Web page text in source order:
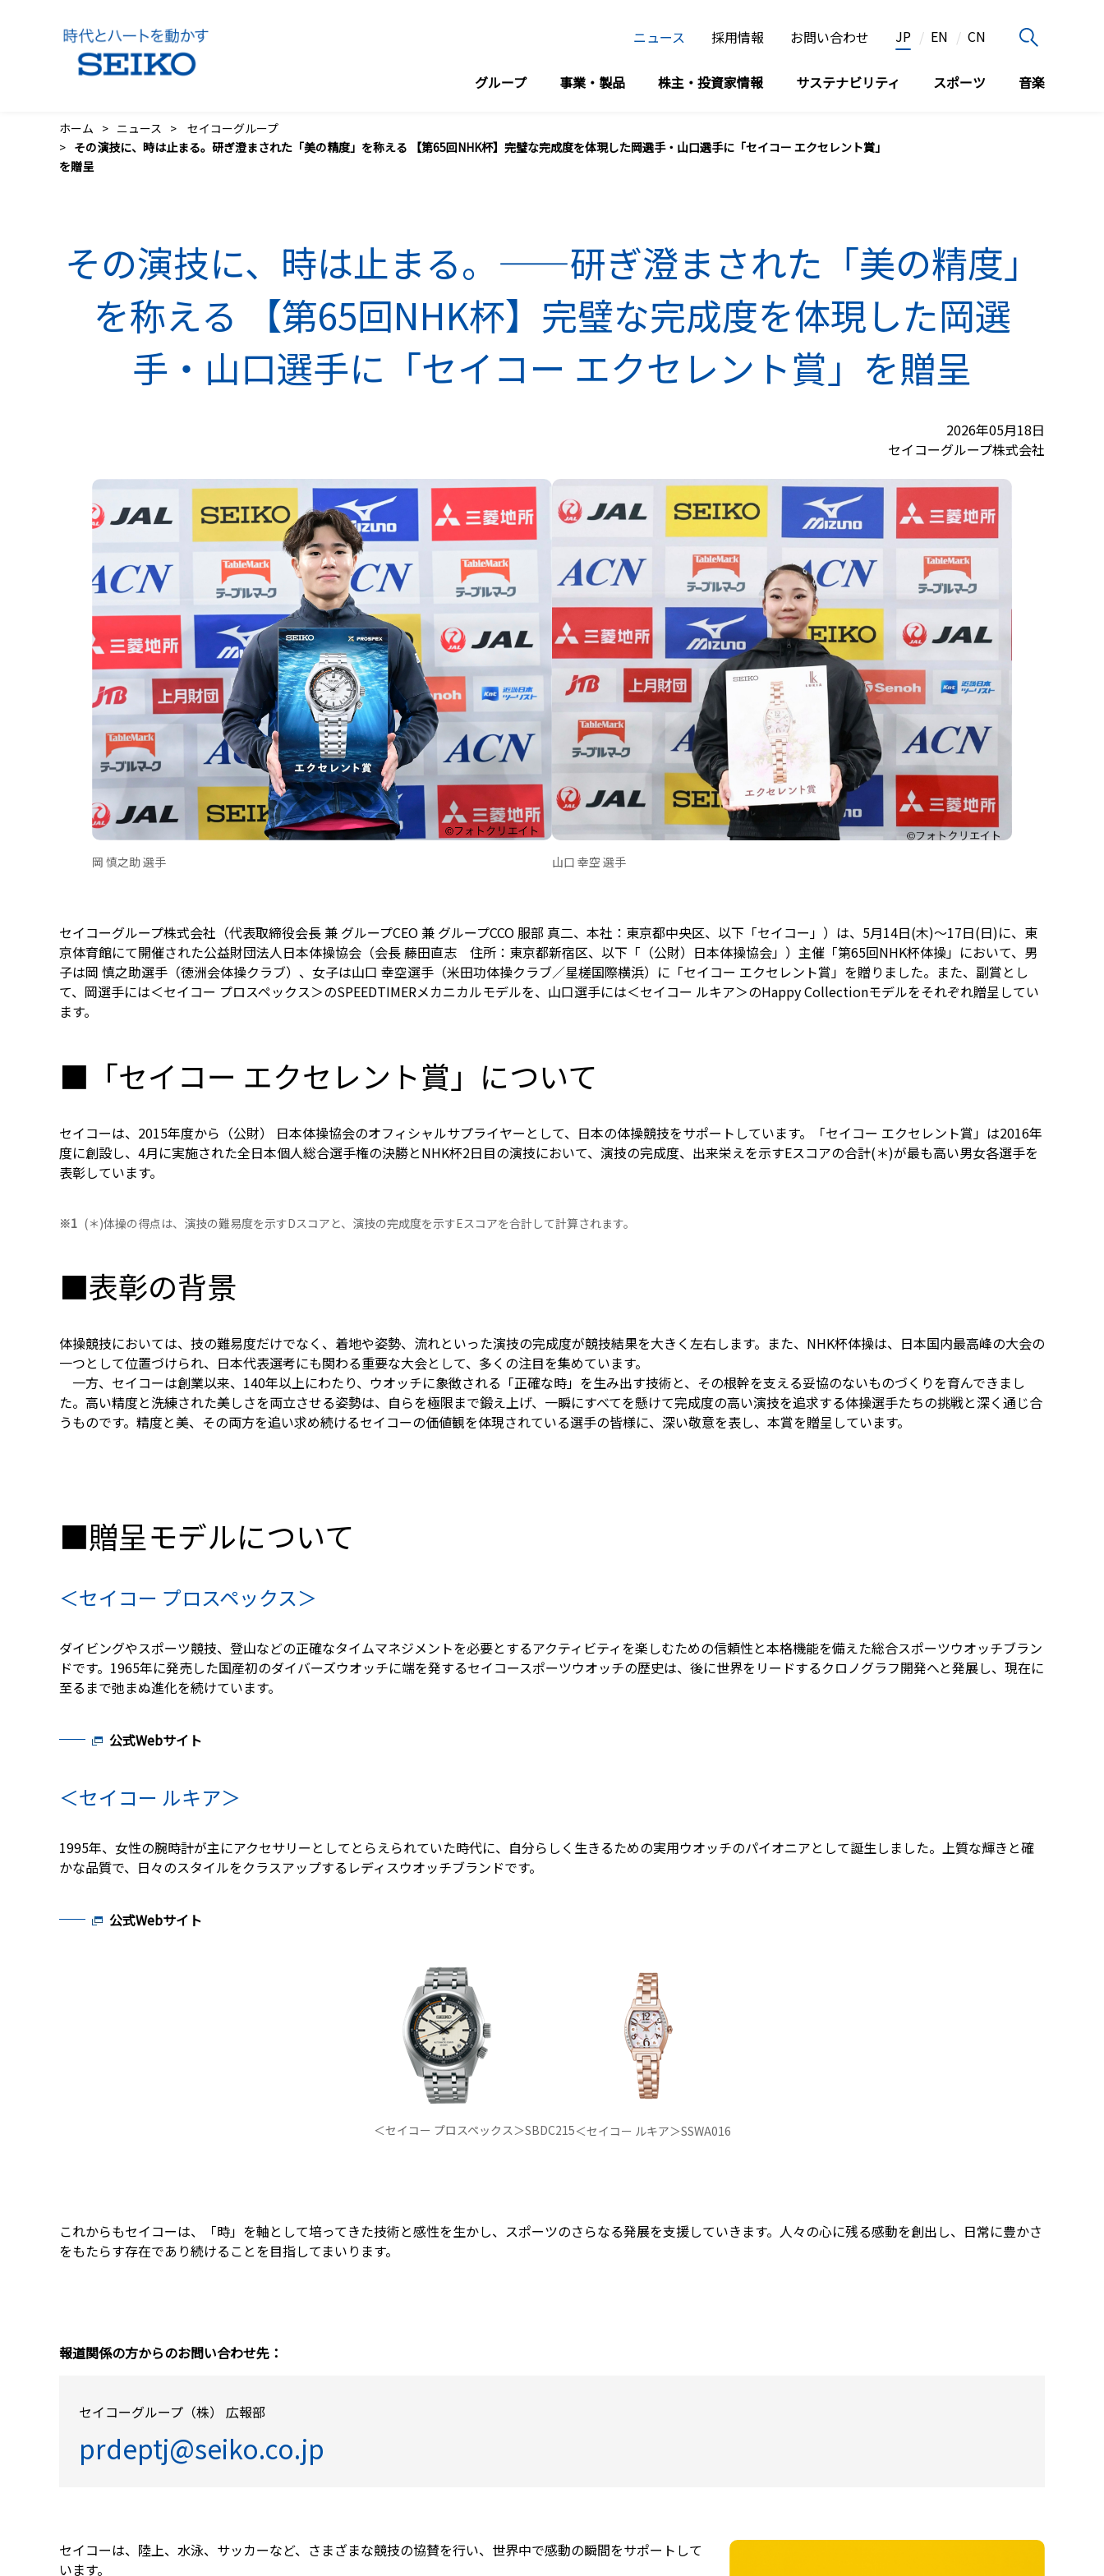
ニュース 採用情報 お問い合わせ JP EN CN
グループ 事業・製品 株主・投資家情報 サステナビリティ スポーツ 音楽
ホーム ニュース
セイコーグループ
その演技に、時は止まる。――研ぎ澄まされた「美の精度」を称える 【第65回NHK杯】完璧な完成度を体現した岡選手・山口選手に「セイコー エクセレント賞」
を贈呈
その演技に、時は止まる。――研ぎ澄まされた「美の精度」
を称える 【第65回NHK杯】完璧な完成度を体現した岡選
手・山口選手に「セイコー エクセレント賞」を贈呈
2026年05月18日
セイコーグループ株式会社
岡 慎之助 選手 山口 幸空 選手
セイコーグループ株式会社（代表取締役会長 兼 グループCEO 兼 グループCCO 服部 真二、本社：東京都中央区、以下「セイコー」）は、5月14日(木)～17日(日)に、東
京体育館にて開催された公益財団法人日本体操協会（会長 藤田直志 住所：東京都新宿区、以下「（公財）日本体操協会」）主催「第65回NHK杯体操」において、男
子は岡 慎之助選手（徳洲会体操クラブ）、女子は山口 幸空選手（米田功体操クラブ／星槎国際横浜）に「セイコー エクセレント賞」を贈りました。また、副賞とし
て、岡選手には＜セイコー プロスペックス＞のSPEEDTIMERメカニカルモデルを、山口選手には＜セイコー ルキア＞のHappy Collectionモデルをそれぞれ贈呈してい
ます。
■「セイコー エクセレント賞」について
セイコーは、2015年度から（公財） 日本体操協会のオフィシャルサプライヤーとして、日本の体操競技をサポートしています。「セイコー エクセレント賞」は2016年
度に創設し、4月に実施された全日本個人総合選手権の決勝とNHK杯2日目の演技において、演技の完成度、出来栄えを示すEスコアの合計(＊)が最も高い男女各選手を
表彰しています。
(＊)体操の得点は、演技の難易度を示すDスコアと、演技の完成度を示すEスコアを合計して計算されます。
■表彰の背景
体操競技においては、技の難易度だけでなく、着地や姿勢、流れといった演技の完成度が競技結果を大きく左右します。また、NHK杯体操は、日本国内最高峰の大会の
一つとして位置づけられ、日本代表選考にも関わる重要な大会として、多くの注目を集めています。
一方、セイコーは創業以来、140年以上にわたり、ウオッチに象徴される「正確な時」を生み出す技術と、その根幹を支える妥協のないものづくりを育んできまし
た。高い精度と洗練された美しさを両立させる姿勢は、自らを極限まで鍛え上げ、一瞬にすべてを懸けて完成度の高い演技を追求する体操選手たちの挑戦と深く通じ合
うものです。精度と美、その両方を追い求め続けるセイコーの価値観を体現されている選手の皆様に、深い敬意を表し、本賞を贈呈しています。
■贈呈モデルについて
＜セイコー プロスペックス＞
ダイビングやスポーツ競技、登山などの正確なタイムマネジメントを必要とするアクティビティを楽しむための信頼性と本格機能を備えた総合スポーツウオッチブラン
ドです。1965年に発売した国産初のダイバーズウオッチに端を発するセイコースポーツウオッチの歴史は、後に世界をリードするクロノグラフ開発へと発展し、現在に
至るまで弛まぬ進化を続けています。
公式Webサイト
＜セイコー ルキア＞
1995年、女性の腕時計が主にアクセサリーとしてとらえられていた時代に、自分らしく生きるための実用ウオッチのパイオニアとして誕生しました。上質な輝きと確
かな品質で、日々のスタイルをクラスアップするレディスウオッチブランドです。
公式Webサイト
＜セイコー プロスペックス＞SBDC215＜セイコー ルキア＞SSWA016
これからもセイコーは、「時」を軸として培ってきた技術と感性を生かし、スポーツのさらなる発展を支援していきます。人々の心に残る感動を創出し、日常に豊かさ
をもたらす存在であり続けることを目指してまいります。
報道関係の方からのお問い合わせ先：
セイコーグループ（株） 広報部
prdeptj@seiko.co.jp
セイコーは、陸上、水泳、サッカーなど、さまざまな競技の協賛を行い、世界中で感動の瞬間をサポートして
います。